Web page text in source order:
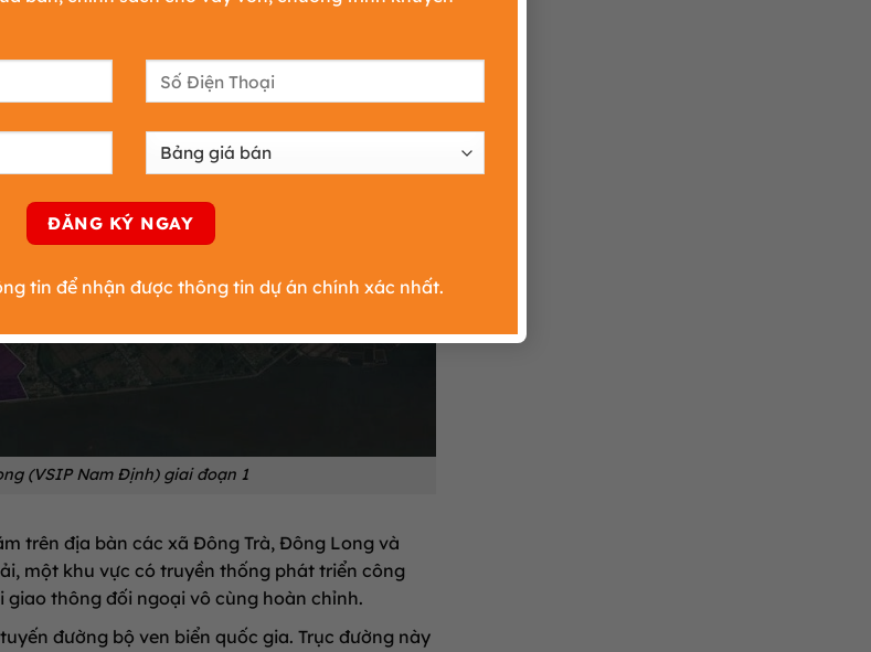
tin để nhận được thông tin dự án chính xác nhất.
(VSIP Nam Định) giai đoạn 1
trên địa bàn các xã Đông Trà, Đông Long và
một khu vực có truyền thống phát triển công
thông đối ngoại vô cùng hoàn chỉnh.
đường bộ ven biển quốc gia. Trục đường này